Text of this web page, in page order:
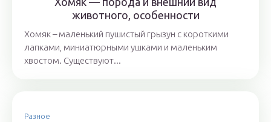
животного, особенности
Хомяк – маленький пушистый грызун с короткими
лапками, миниатюрными ушками и маленьким
хвостом. Существуют...
Разное